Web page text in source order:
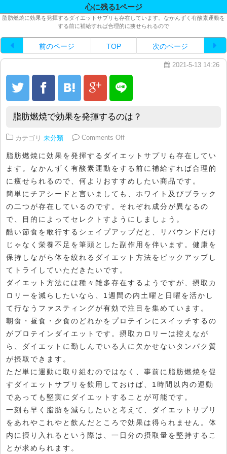
心に残る1ページ
脂肪燃焼に効果を発揮するダイエットサプリも存在しています。なかんずく有酸素運動を
する前に補給すれば合理的に痩せられるので
前のページ TOP 次のページ
2021-5-13 14:26
脂肪燃焼で効果を発揮するのは？
カテゴリ 未分類 Comments Offon 脂肪燃焼で効果を発揮するのは
脂肪燃焼に効果を発揮するダイエットサプリも存在してい
ます。なかんずく有酸素運動をする前に補給すれば合理的
に痩せられるので、何よりおすすめしたい商品です。
簡単にチアシードと言いましても、ホワイト及びブラック
の二つが存在しているのです。それぞれ成分が異なるの
で、目的によってセレクトすようにしましょう。
酷い節食を敢行するシェイプアップだと、リバウンドだけ
じゃなく栄養不足を筆頭とした副作用を伴います。健康を
保持しながら体を絞れるダイエット方法をピックアップし
てトライしていただきたいです。
ダイエット方法には種々雑多存在するようですが、摂取カ
ロリーを減らしたいなら、1週間の内土曜と日曜を活かし
て行なうファスティングが有効で注目を集めています。
朝食・昼食・夕食のどれかをプロテインにスイッチするの
がプロテインダイエットです。摂取カロリーは控えなが
ら、ダイエットに勤しんでいる人に欠かせないタンパク質
が摂取できます。
ただ単に運動に取り組むのではなく、事前に脂肪燃焼を促
すダイエットサプリを飲用しておけば、1時間以内の運動
であっても堅実にダイエットすることが可能です。
一刻も早く脂肪を減らしたいと考えて、ダイエットサプリ
をあれやこれやと飲んだところで効果は得られません。体
内に摂り入れるという際は、一日分の摂取量を堅持するこ
とが求められます。